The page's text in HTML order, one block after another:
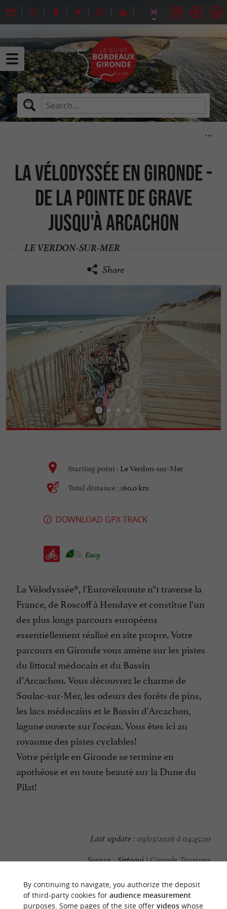
La Vélodyssée en Gironde -
de la Pointe de Grave
jusqu'à Arcachon
LE VERDON-SUR-MER
Share
Starting point : Le Verdon-sur-Mer
Total distance : 160,0 km
DOWNLOAD GPX TRACK
Easy
La Vélodyssée®, l’Eurovéloroute n°1 traverse la
France, de Roscoff à Hendaye et constitue l’un
des plus longs parcours européens
essentiellement réalisé en site propre. Votre
parcours en Gironde vous amène sur les pistes
du littoral médocain et du Bassin
d’Arcachon. Vous découvrez le charme de
Soulac-sur-Mer, les odeurs des forêts de pins,
les lacs médocains et le Bassin d'Arcachon,
lagune ouverte sur l'océan. Vous êtes ici au
royaume des pistes cyclables!
Votre périple en Gironde se termine en
apothéose et en toute beauté sur la Dune du
Pilat!
Last update : 03/03/2026 à 04:45:20
Source :Sirtaqui| Gironde Tourisme
By continuing to navigate, you authorize the deposit
of third-party cookies for audience measurement
purposes. Some pages of the site offer videoswhose